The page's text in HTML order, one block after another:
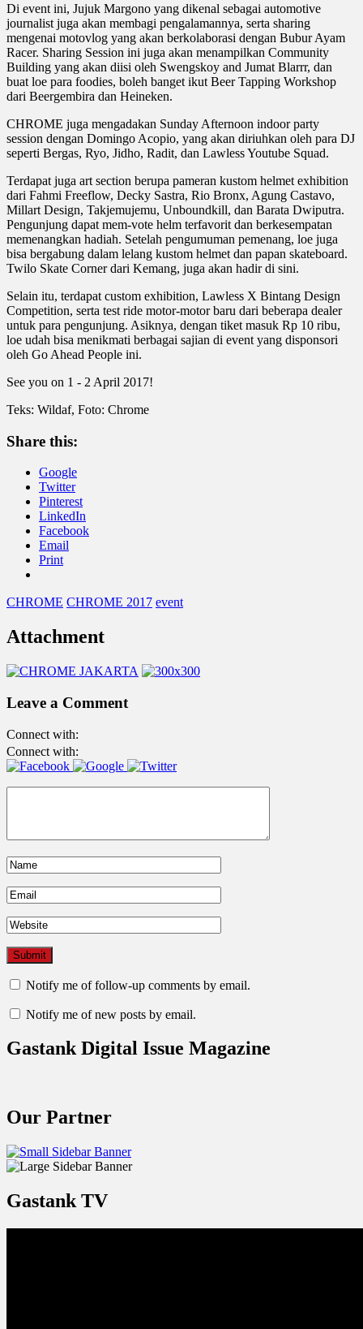
Di event ini, Jujuk Margono yang dikenal sebagai automotive
journalist juga akan membagi pengalamannya, serta sharing
mengenai motovlog yang akan berkolaborasi dengan Bubur Ayam
Racer. Sharing Session ini juga akan menampilkan Community
Building yang akan diisi oleh Swengskoy and Jumat Blarrr, dan
buat loe para foodies, boleh banget ikut Beer Tapping Workshop
dari Beergembira dan Heineken.
CHROME juga mengadakan Sunday Afternoon indoor party
session dengan Domingo Acopio, yang akan diriuhkan oleh para DJ
seperti Bergas, Ryo, Jidho, Radit, dan Lawless Youtube Squad.
Terdapat juga art section berupa pameran kustom helmet exhibition
dari Fahmi Freeflow, Decky Sastra, Rio Bronx, Agung Castavo,
Millart Design, Takjemujemu, Unboundkill, dan Barata Dwiputra.
Pengunjung dapat mem-vote helm terfavorit dan berkesempatan
memenangkan hadiah. Setelah pengumuman pemenang, loe juga
bisa bergabung dalam lelang kustom helmet dan papan skateboard.
Twilo Skate Corner dari Kemang, juga akan hadir di sini.
Selain itu, terdapat custom exhibition, Lawless X Bintang Design
Competition, serta test ride motor-motor baru dari beberapa dealer
untuk para pengunjung. Asiknya, dengan tiket masuk Rp 10 ribu,
loe udah bisa menikmati berbagai sajian di event yang disponsori
oleh Go Ahead People ini.
See you on 1 - 2 April 2017!
Teks: Wildaf, Foto: Chrome
Share this:
Google
Twitter
Pinterest
LinkedIn
Facebook
Email
Print
CHROME CHROME 2017 event
Attachment
Leave a Comment
Connect with:
Connect with:
Notify me of follow-up comments by email.
Notify me of new posts by email.
Gastank Digital Issue Magazine
Our Partner
Gastank TV